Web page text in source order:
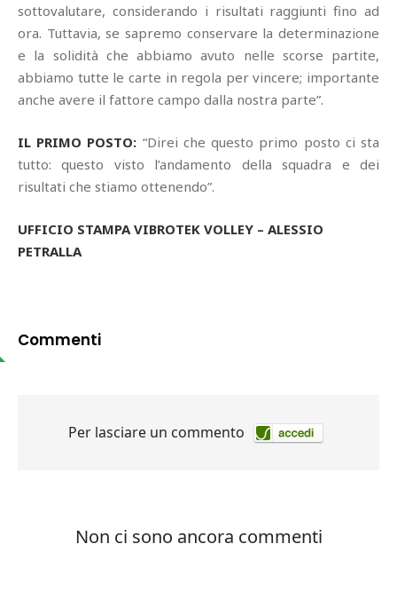
sottovalutare, considerando i risultati raggiunti fino ad
ora. Tuttavia, se sapremo conservare la determinazione
e la solidità che abbiamo avuto nelle scorse partite,
abbiamo tutte le carte in regola per vincere; importante
anche avere il fattore campo dalla nostra parte”.
IL PRIMO POSTO: “Direi che questo primo posto ci sta
tutto: questo visto l’andamento della squadra e dei
risultati che stiamo ottenendo”.
UFFICIO STAMPA VIBROTEK VOLLEY – ALESSIO
PETRALLA
Commenti